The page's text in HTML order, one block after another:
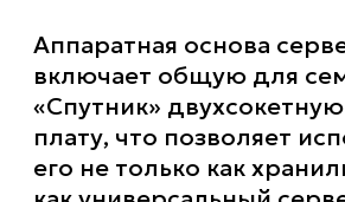
Аппаратная основа
включает общую для
«Спутник»
плату, что позволяет
его не только как